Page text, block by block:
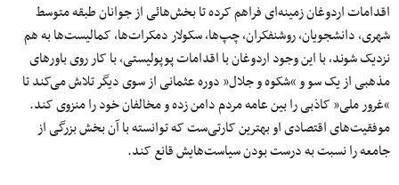
اقدامات اردوغان زمینه‌ای فراهم کرده تا بخش‌هائی از جوانان طبقه متوسط
شهری، دانشجویان، روشنفکران، چپ‌ها، سکولار دمکرات‌ها، کمالیست‌ها به هم
نزدیک شوند، با این وجود اردوغان با اقدامات پوپولیستی، با کار روی باورهای
مذهبی از یک سو و “شکوه و جلال” دوره عثمانی از سوی دیگر تلاش می‌کند تا
“غرور ملی” کاذبی را بین عامه مردم دامن زده و مخالفان خود را منزوی کند.
موفقیت‌های اقتصادی او بهترین کارتی‌ست که توانسته با آن بخش بزرگی از
جامعه را نسبت به درست بودن سیاست‌هایش قانع کند.